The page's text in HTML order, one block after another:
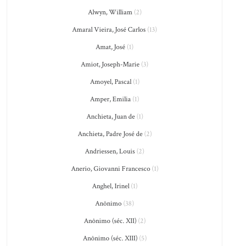
Alwyn, William(2)
Amaral Vieira, José Carlos (13)
Amat, José (1)
Amiot, Joseph-Marie (3)
Amoyel, Pascal(1)
Amper, Emilia (1)
Anchieta, Juan de(1)
Anchieta, Padre José de(2)
Andriessen, Louis (2)
Anerio, Giovanni Francesco(1)
Anghel, Irinel(1)
Anônimo (38)
Anônimo (séc. XII)(2)
Anônimo (séc. XIII)(5)